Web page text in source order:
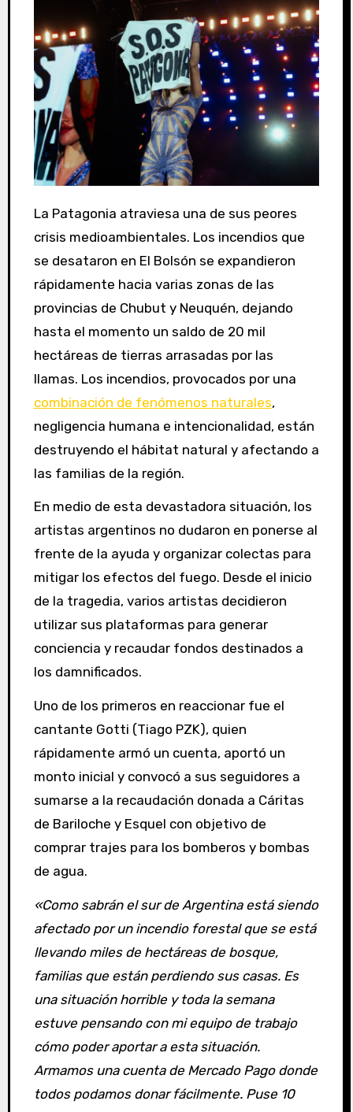
La Patagonia atraviesa una de sus peores
crisis medioambientales. Los incendios que
se desataron en El Bolsón se expandieron
rápidamente hacia varias zonas de las
provincias de Chubut y Neuquén, dejando
hasta el momento un saldo de 20 mil
hectáreas de tierras arrasadas por las
llamas. Los incendios, provocados por una
combinación de fenómenos naturales,
negligencia humana e intencionalidad, están
destruyendo el hábitat natural y afectando a
las familias de la región.
En medio de esta devastadora situación, los
artistas argentinos no dudaron en ponerse al
frente de la ayuda y organizar colectas para
mitigar los efectos del fuego. Desde el inicio
de la tragedia, varios artistas decidieron
utilizar sus plataformas para generar
conciencia y recaudar fondos destinados a
los damnificados.
Uno de los primeros en reaccionar fue el
cantante Gotti (Tiago PZK), quien
rápidamente armó un cuenta, aportó un
monto inicial y convocó a sus seguidores a
sumarse a la recaudación donada a Cáritas
de Bariloche y Esquel con objetivo de
comprar trajes para los bomberos y bombas
de agua.
«Como sabrán el sur de Argentina está siendo
afectado por un incendio forestal que se está
llevando miles de hectáreas de bosque,
familias que están perdiendo sus casas. Es
una situación horrible y toda la semana
estuve pensando con mi equipo de trabajo
cómo poder aportar a esta situación.
Armamos una cuenta de Mercado Pago donde
todos podamos donar fácilmente. Puse 10